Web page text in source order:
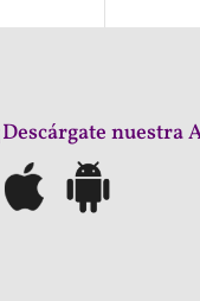
nuestra